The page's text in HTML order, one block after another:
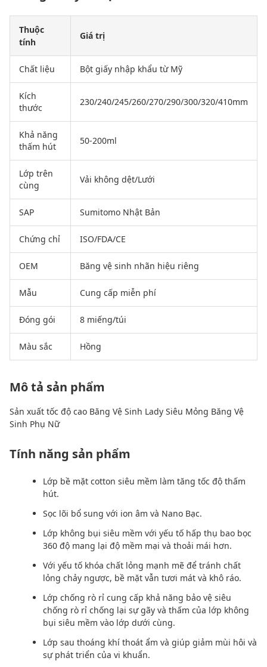
Thuộc
tính
Giá trị
Chất liệu Bột giấy nhập khẩu từ Mỹ
Kích
thước
230/240/245/260/270/290/300/320/410mm
Khả năng
thấm hút
50-200ml
Lớp trên
cùng
Vải không dệt/Lưới
SAP Sumitomo Nhật Bản
Chứng chỉ ISO/FDA/CE
OEM Băng vệ sinh nhãn hiệu riêng
Mẫu Cung cấp miễn phí
Đóng gói 8 miếng/túi
Màu sắc Hồng
Mô tả sản phẩm
Sản xuất tốc độ cao Băng Vệ Sinh Lady Siêu Mỏng Băng Vệ
Sinh Phụ Nữ
Tính năng sản phẩm
Lớp bề mặt cotton siêu mềm làm tăng tốc độ thấm
hút.
Sọc lõi bổ sung với ion âm và Nano Bạc.
Lớp không bụi siêu mềm với yếu tố hấp thụ bao bọc
360 độ mang lại độ mềm mại và thoải mái hơn.
Với yếu tố khóa chất lỏng mạnh mẽ để tránh chất
lỏng chảy ngược, bề mặt vẫn tươi mát và khô ráo.
Lớp chống rò rỉ cung cấp khả năng bảo vệ siêu
chống rò rỉ chống lại sự gãy và thấm của lớp không
bụi siêu mềm vào lớp dưới cùng.
Lớp sau thoáng khí thoát ẩm và giúp giảm mùi hôi và
sự phát triển của vi khuẩn.